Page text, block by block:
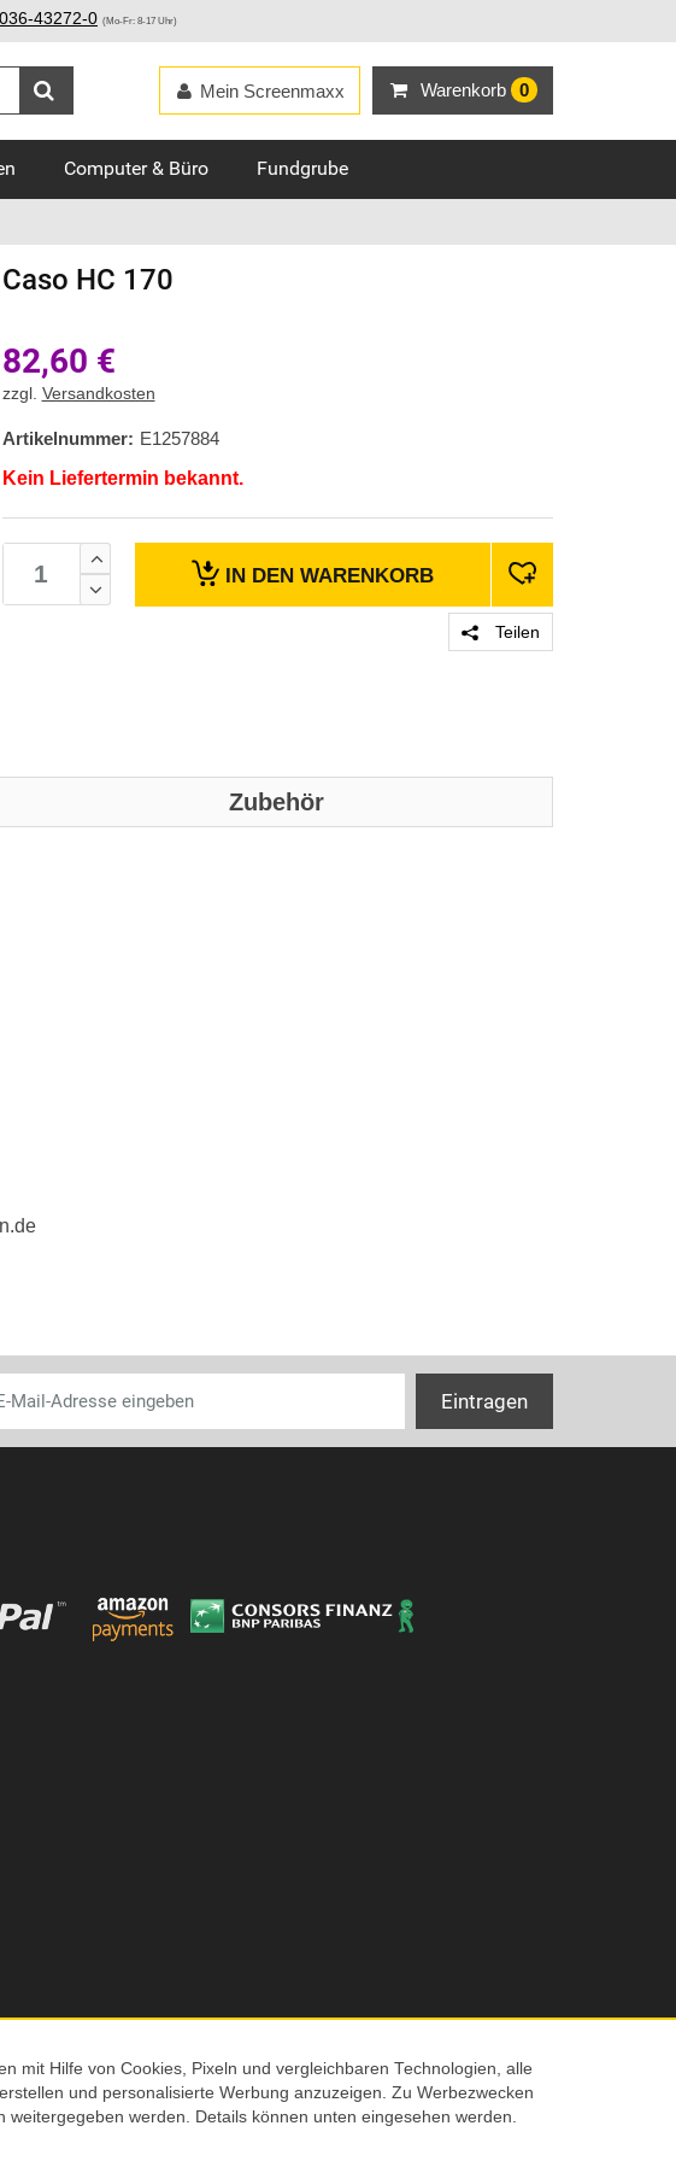
43272-0 (Mo-Fr: 8-17 Uhr)
Warenkorb 0
Mein Screenmaxx
Computer & Büro Fundgrube
Caso HC 170
82,60 €
zzgl. Versandkosten
Artikelnummer: E1257884
Kein Liefertermin bekannt.
IN DEN WARENKORB
Teilen
Zubehör
© 2026 Screenmaxx
mit Hilfe von Cookies, Pixeln und vergleichbaren Technologien, alle
und personalisierte Werbung anzuzeigen. Zu Werbezwecken
werden. Details können unten eingesehen werden.